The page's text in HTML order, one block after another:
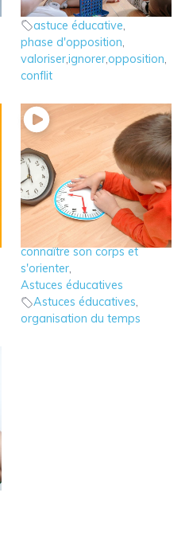
Astuces éducatives
astuce éducative,
phase d'opposition,
valoriser,ignorer,opposition,
conflit
2 – La perception du
temps après 2 ans
connaître son corps et
s'orienter,
Astuces éducatives
Astuces éducatives,
organisation du temps